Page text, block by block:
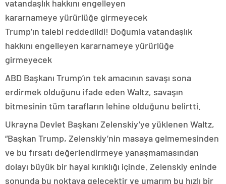
Trump’ın talebi reddedildi! Doğumla vatandaşlık
hakkını engelleyen kararnameye yürürlüğe
girmeyecek
ABD Başkanı Trump’ın tek amacının savaşı sona
erdirmek olduğunu ifade eden Waltz, savaşın
bitmesinin tüm tarafların lehine olduğunu belirtti.
Ukrayna Devlet Başkanı Zelenskiy’ye yüklenen Waltz,
“Başkan Trump, Zelenskiy’nin masaya gelmemesinden
ve bu fırsatı değerlendirmeye yanaşmamasından
dolayı büyük bir hayal kırıklığı içinde. Zelenskiy eninde
sonunda bu noktaya gelecektir ve umarım bu hızlı bir